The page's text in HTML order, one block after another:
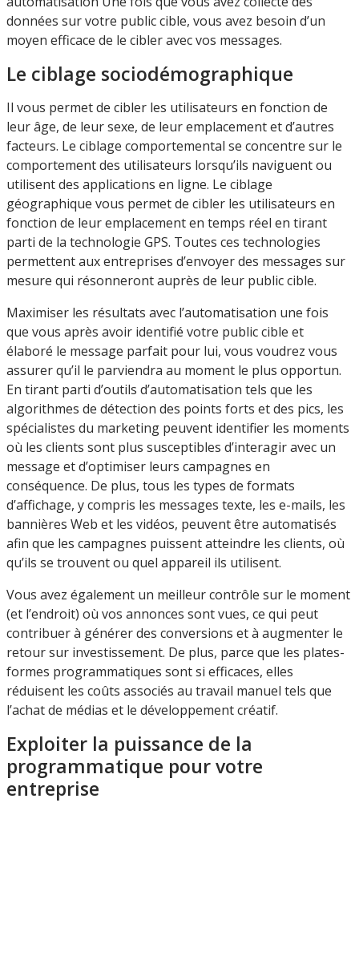
données sur votre public cible, vous avez besoin d’un
moyen efficace de le cibler avec vos messages.
Le ciblage sociodémographique
Il vous permet de cibler les utilisateurs en fonction de
leur âge, de leur sexe, de leur emplacement et d’autres
facteurs. Le ciblage comportemental se concentre sur le
comportement des utilisateurs lorsqu’ils naviguent ou
utilisent des applications en ligne. Le ciblage
géographique vous permet de cibler les utilisateurs en
fonction de leur emplacement en temps réel en tirant
parti de la technologie GPS. Toutes ces technologies
permettent aux entreprises d’envoyer des messages sur
mesure qui résonneront auprès de leur public cible.
Maximiser les résultats avec l’automatisation une fois
que vous après avoir identifié votre public cible et
élaboré le message parfait pour lui, vous voudrez vous
assurer qu’il le parviendra au moment le plus opportun.
En tirant parti d’outils d’automatisation tels que les
algorithmes de détection des points forts et des pics, les
spécialistes du marketing peuvent identifier les moments
où les clients sont plus susceptibles d’interagir avec un
message et d’optimiser leurs campagnes en
conséquence. De plus, tous les types de formats
d’affichage, y compris les messages texte, les e-mails, les
bannières Web et les vidéos, peuvent être automatisés
afin que les campagnes puissent atteindre les clients, où
qu’ils se trouvent ou quel appareil ils utilisent.
Vous avez également un meilleur contrôle sur le moment
(et l’endroit) où vos annonces sont vues, ce qui peut
contribuer à générer des conversions et à augmenter le
retour sur investissement. De plus, parce que les plates-
formes programmatiques sont si efficaces, elles
réduisent les coûts associés au travail manuel tels que
l’achat de médias et le développement créatif.
Exploiter la puissance de la
programmatique pour votre
entreprise